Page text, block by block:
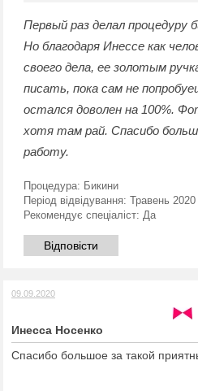
Первый раз делал процедуру
Но благодаря Инессе как
своего дела, ее золотым
писать, пока сам не
остался доволен на 100%.
хотя там рай. Спасибо
работу.
Процедура: Бикини
Період відвідування: Травень 2020
Рекомендує спеціаліст: Да
Відповісти
09.09.2020
Инесса Носенко
Спасибо большое за такой